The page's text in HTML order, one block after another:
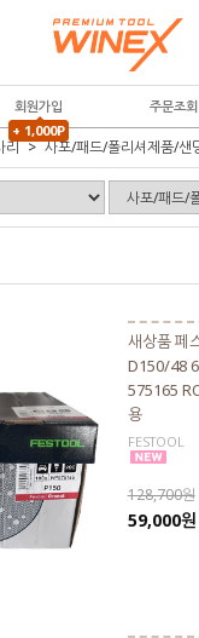
회원가입
+ 1,000P
주문조회
리 사포/패드/폴리셔제품/샌
새상품 페
D150/48
575165
용
FESTOOL
128,700원
59,000원